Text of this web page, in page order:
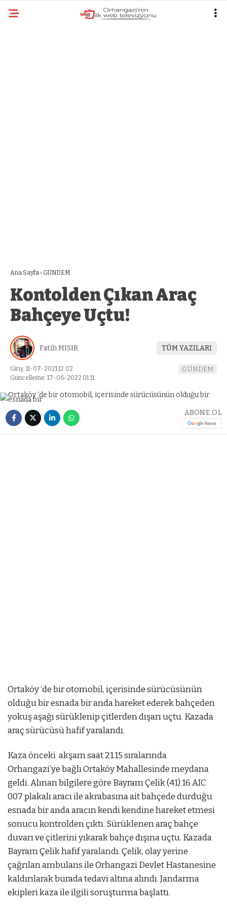
Ana Sayfa › GÜNDEM
Kontolden Çıkan Araç
Bahçeye Uçtu!
Fatih MISIR TÜM YAZILARI
Giriş: 11-07-2021 12:02
Güncelleme: 17-06-2022 01:11
GÜNDEM
ABONE OL
Ortaköy ‘de bir otomobil, içerisinde sürücüsünün
olduğu bir esnada bir anda hareket ederek bahçeden
yokuş aşağı sürüklenip çitlerden dışarı uçtu. Kazada
araç sürücüsü hafif yaralandı.
Kaza önceki akşam saat 21.15 sıralarında
Orhangazi’ye bağlı Ortaköy Mahallesinde meydana
geldi. Alınan bilgilere göre Bayram Çelik (41) 16 AIC
007 plakalı aracı ile akrabasına ait bahçede durduğu
esnada bir anda aracın kendi kendine hareket etmesi
sonucu kontrolden çıktı. Sürüklenen araç bahçe
duvarı ve çitlerini yıkarak bahçe dışına uçtu. Kazada
Bayram Çelik hafif yaralandı. Çelik, olay yerine
çağrılan ambulans ile Orhangazi Devlet Hastanesine
kaldırılarak burada tedavi altına alındı. Jandarma
ekipleri kaza ile ilgili soruşturma başlattı.